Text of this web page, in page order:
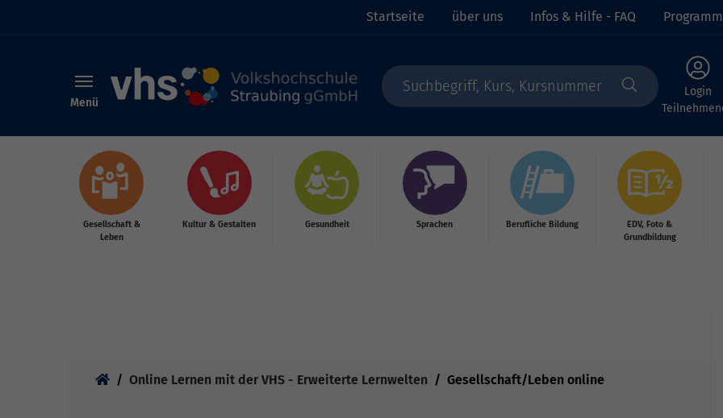
Startseite über uns Infos & Hilfe - FAQ Programm
Menü
Login
Gesellschaft &
Leben
Kultur & Gestalten Gesundheit Sprachen Berufliche Bildung
EDV, Foto &
Grundbildung
Online Lernen mit der VHS - Erweiterte Lernwelten Gesellschaft/Leben online